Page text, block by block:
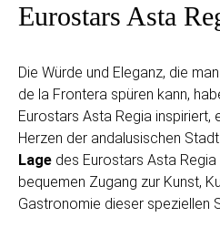
Eurostars Asta
Die Würde und Eleganz, die
de la Frontera spüren kann,
Eurostars Asta Regia inspiriert,
Herzen der andalusischen
Lage des Eurostars Asta
bequemen Zugang zur Kunst,
Gastronomie dieser speziellen